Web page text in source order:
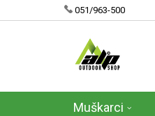
051/963-500
Muškarci